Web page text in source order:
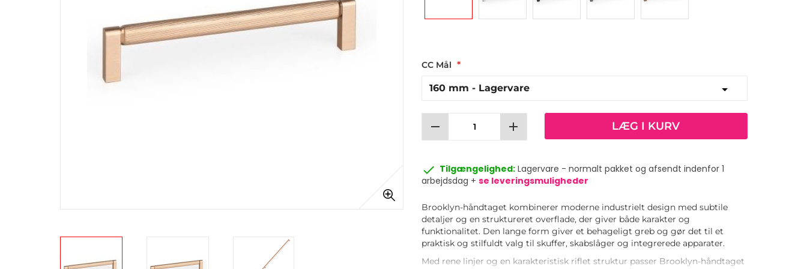
CC Mål
remove add LÆG I KURV
done Tilgængelighed: Lagervare - normalt pakket og afsendt indenfor 1
arbejdsdag + se leveringsmuligheder
Brooklyn-håndtaget kombinerer moderne industrielt design med subtile
detaljer og en struktureret overflade, der giver både karakter og
funktionalitet. Den lange form giver et behageligt greb og gør det til et
praktisk og stilfuldt valg til skuffer, skabslåger og integrerede apparater.
Med rene linjer og en karakteristisk riflet struktur passer Brooklyn-håndtaget